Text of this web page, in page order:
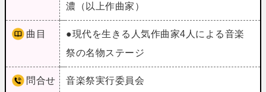
濃（以上作曲家）
曲目
●現代を生きる人気作曲家4人による音楽
祭の名物ステージ
問合せ
音楽祭実行委員会